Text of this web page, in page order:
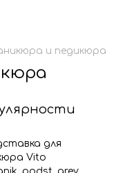
и педикюра